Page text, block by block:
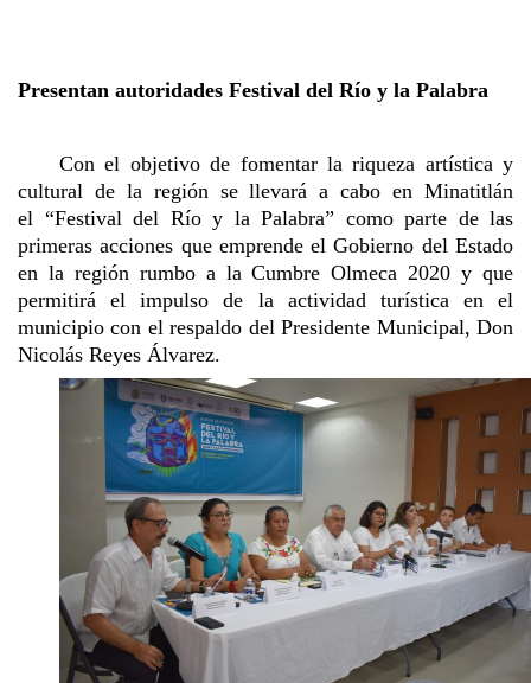
Presentan autoridades Festival del Río y la Palabra
Con el objetivo de fomentar la riqueza artística y
cultural de la región se llevará a cabo en Minatitlán
el “Festival del Río y la Palabra” como parte de las
primeras acciones que emprende el Gobierno del Estado
en la región rumbo a la Cumbre Olmeca 2020 y que
permitirá el impulso de la actividad turística en el
municipio con el respaldo del Presidente Municipal, Don
Nicolás Reyes Álvarez.